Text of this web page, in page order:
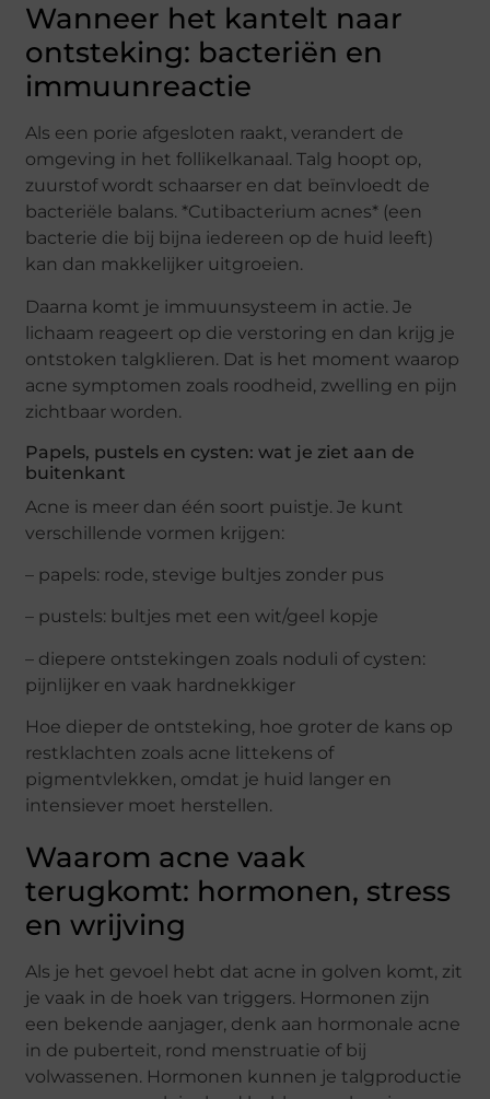
Wanneer het kantelt naar
ontsteking: bacteriën en
immuunreactie
Als een porie afgesloten raakt, verandert de
omgeving in het follikelkanaal. Talg hoopt op,
zuurstof wordt schaarser en dat beïnvloedt de
bacteriële balans. *Cutibacterium acnes* (een
bacterie die bij bijna iedereen op de huid leeft)
kan dan makkelijker uitgroeien.
Daarna komt je immuunsysteem in actie. Je
lichaam reageert op die verstoring en dan krijg je
ontstoken talgklieren. Dat is het moment waarop
acne symptomen zoals roodheid, zwelling en pijn
zichtbaar worden.
Papels, pustels en cysten: wat je ziet aan de
buitenkant
Acne is meer dan één soort puistje. Je kunt
verschillende vormen krijgen:
– papels: rode, stevige bultjes zonder pus
– pustels: bultjes met een wit/geel kopje
– diepere ontstekingen zoals noduli of cysten:
pijnlijker en vaak hardnekkiger
Hoe dieper de ontsteking, hoe groter de kans op
restklachten zoals acne littekens of
pigmentvlekken, omdat je huid langer en
intensiever moet herstellen.
Waarom acne vaak
terugkomt: hormonen, stress
en wrijving
Als je het gevoel hebt dat acne in golven komt, zit
je vaak in de hoek van triggers. Hormonen zijn
een bekende aanjager, denk aan hormonale acne
in de puberteit, rond menstruatie of bij
volwassenen. Hormonen kunnen je talgproductie